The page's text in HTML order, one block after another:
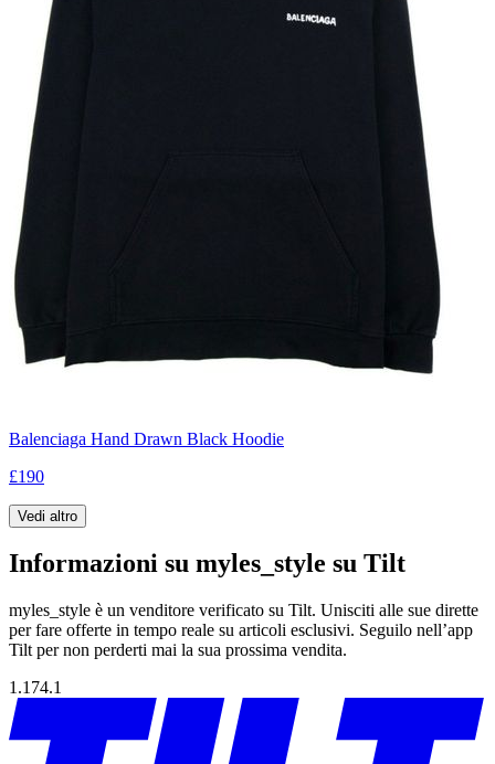
Balenciaga Hand Drawn Black Hoodie
£190
Vedi altro
Informazioni su myles_style su Tilt
myles_style è un venditore verificato su Tilt. Unisciti alle sue dirette
per fare offerte in tempo reale su articoli esclusivi. Seguilo nell’app
Tilt per non perderti mai la sua prossima vendita.
1.174.1